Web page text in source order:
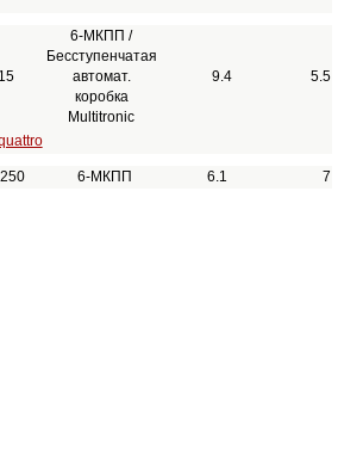
6-МКПП /
Бесступенчатая
автомат.
коробка
Multitronic
9.4 5.5
250 6-МКПП 6.1 7